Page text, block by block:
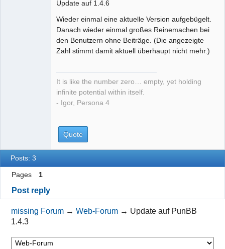
Update auf 1.4.6
Wieder einmal eine aktuelle Version aufgebügelt.
Danach wieder einmal großes Reinemachen bei
den Benutzern ohne Beiträge. (Die angezeigte
Zahl stimmt damit aktuell überhaupt nicht mehr.)
It is like the number zero… empty, yet holding
infinite potential within itself.
- Igor, Persona 4
Quote
Posts: 3
Pages 1
Post reply
missing Forum →Web-Forum → Update auf PunBB
1.4.3